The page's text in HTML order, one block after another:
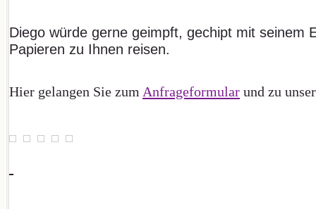
Diego würde gerne geimpft, gechipt mit seinem
Papieren zu Ihnen reisen.
Hier gelangen Sie zum Anfrageformular und zu